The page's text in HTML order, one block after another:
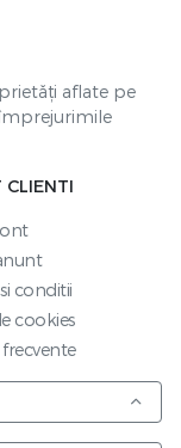
aflate pe
CLIENTI
conditii
cookies